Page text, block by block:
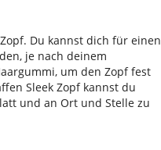
Du kannst dich für einen
je nach deinem
um den Zopf fest
Sleek Zopf kannst du
und an Ort und Stelle zu